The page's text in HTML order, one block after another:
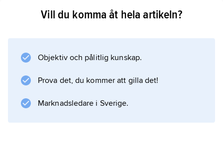
Vill du komma åt hela artikeln?
Objektiv och pålitlig kunskap.
Prova det, du kommer att gilla det!
Marknadsledare i Sverige.